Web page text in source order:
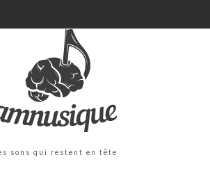
sons qui restent en tête